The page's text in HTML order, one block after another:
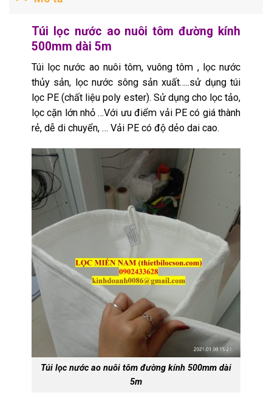
Túi lọc nước ao nuôi tôm đường kính
500mm dài 5m
Túi lọc nước ao nuôi tôm, vuông tôm , lọc nước
thủy sản, lọc nước sông sản xuất…..sử dụng túi
lọc PE (chất liệu poly ester). Sử dụng cholọc tảo,
lọc cặn lớn nhỏ …Với ưu điểm vải PE có giá thành
rẻ, dễ di chuyển, … Vải PE có độ dẻo dai cao.
Túi lọc nước ao nuôi tôm đường kính 500mm dài
5m